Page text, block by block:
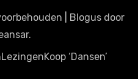
Blogusdoor
.
LezingenKoop ‘Dansen’